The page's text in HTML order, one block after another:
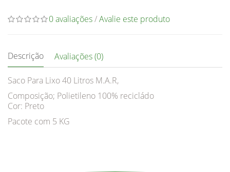
0 avaliações/Avalie este produto
Descrição Avaliações (0)
Saco Para Lixo 40 Litros M.A.R,
Composição; Polietileno 100% recicládo
Cor: Preto
Pacote com 5 KG